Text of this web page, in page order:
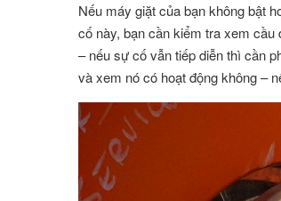
Nếu máy giặt của bạn không bật
cố này, bạn cần kiểm tra xem
– nếu sự cố vẫn tiếp diễn thì cần
và xem nó có hoạt động không –